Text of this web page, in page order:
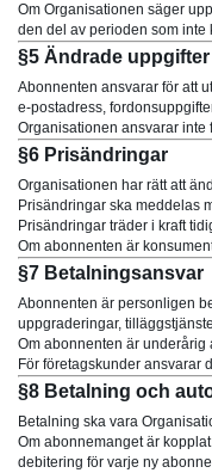
Om Organisationen säger
den del av perioden som inte
§5 Ändrade uppgifter
Abonnenten ansvarar för att
e-postadress,
Organisationen ansvarar inte
§6 Prisändringar
Organisationen har rätt att
Prisändringar ska meddelas
Prisändringar träder i kraft
Om abonnenten är
§7 Betalningsansvar
Abonnenten är personligen
uppgraderingar,
Om abonnenten är
För företagskunder ansvarar
§8 Betalning och
Betalning ska vara
Om abonnemanget är
debitering för varje ny